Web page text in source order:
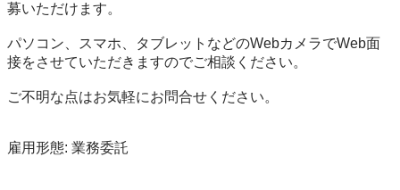
募いただけます。
パソコン、スマホ、タブレットなどのWebカメラでWeb面
接をさせていただきますのでご相談ください。
ご不明な点はお気軽にお問合せください。
雇用形態: 業務委託